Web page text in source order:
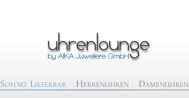
Sofort Lieferbar Herrenuhren Damenuhren